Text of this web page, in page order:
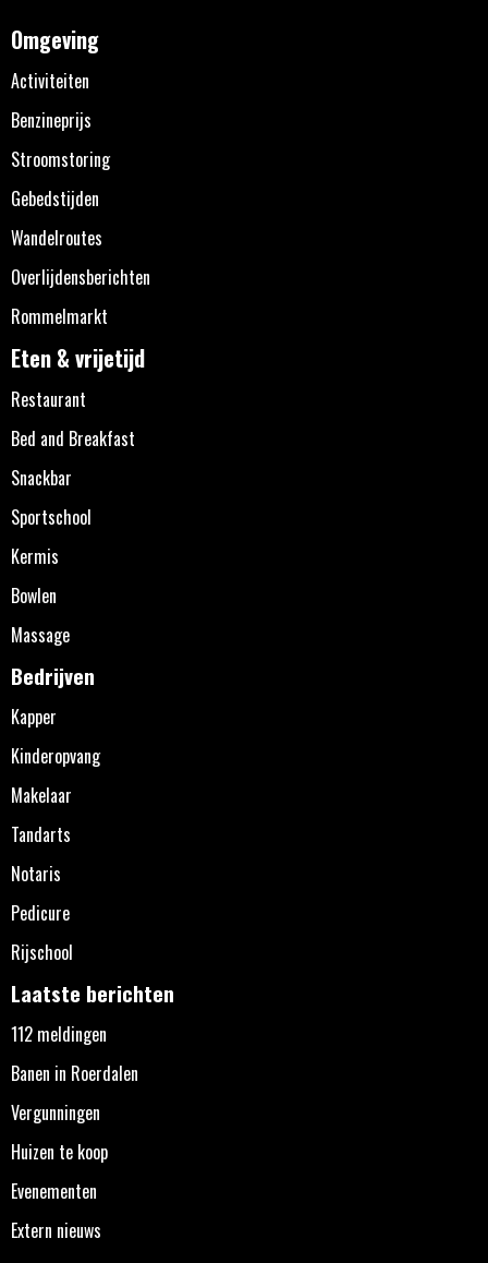
Omgeving
Activiteiten
Benzineprijs
Stroomstoring
Gebedstijden
Wandelroutes
Overlijdensberichten
Rommelmarkt
Eten & vrijetijd
Restaurant
Bed and Breakfast
Snackbar
Sportschool
Kermis
Bowlen
Massage
Bedrijven
Kapper
Kinderopvang
Makelaar
Tandarts
Notaris
Pedicure
Rijschool
Laatste berichten
112 meldingen
Banen in Roerdalen
Vergunningen
Huizen te koop
Evenementen
Extern nieuws